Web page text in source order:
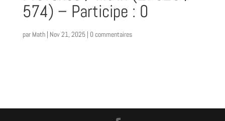
574) – Participe : 0
par Math| Nov 21, 2025| 0 commentaires